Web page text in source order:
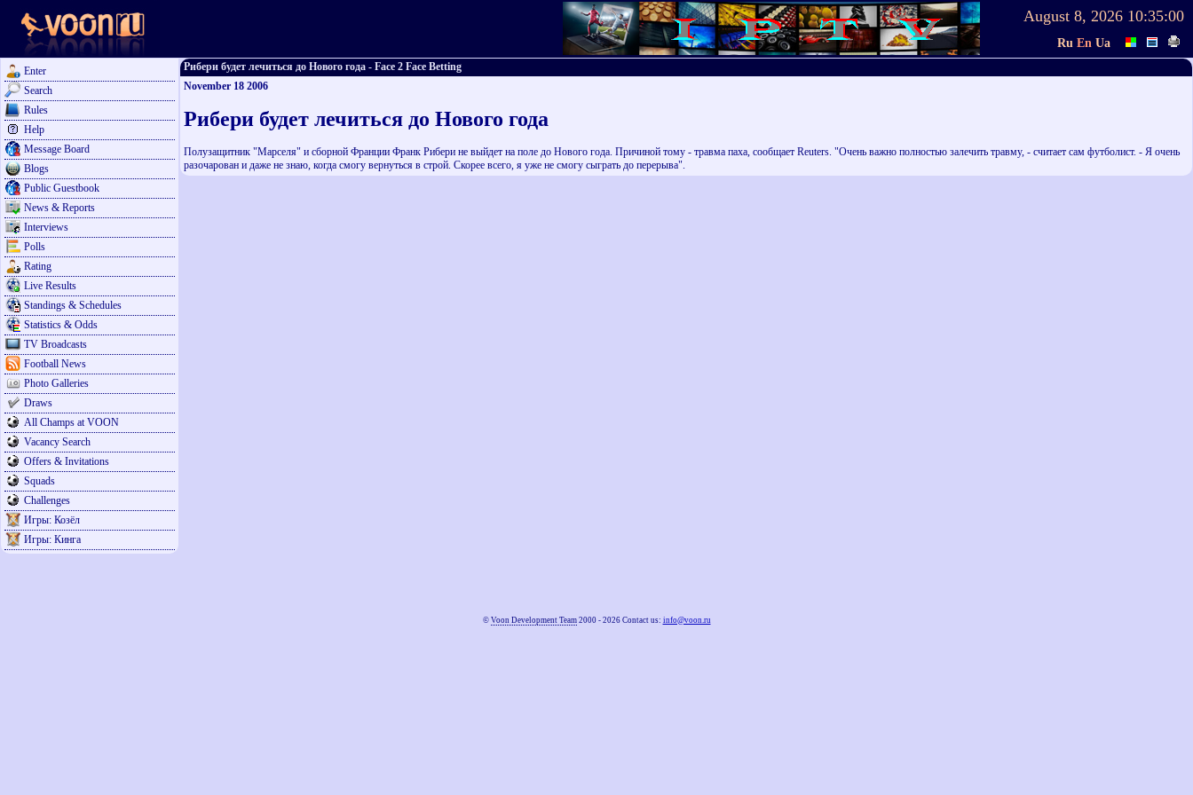
August 8, 2026 10:35:00
Ru En Ua
Enter
Search
Rules
Help
Message Board
Blogs
Public Guestbook
News & Reports
Interviews
Polls
Rating
Live Results
Standings & Schedules
Statistics & Odds
TV Broadcasts
Football News
Photo Galleries
Draws
All Champs at VOON
Vacancy Search
Offers & Invitations
Squads
Challenges
Игры: Козёл
Игры: Кинга
Рибери будет лечиться до Нового года - Face 2 Face Betting
November 18 2006
Рибери будет лечиться до Нового года
Полузащитник "Марселя" и сборной Франции Франк Рибери не выйдет на поле до Нового года. Причиной тому - травма паха, сообщает Reuters. "Очень важно полностью залечить травму, - считает сам футболист. - Я очень
разочарован и даже не знаю, когда смогу вернуться в строй. Скорее всего, я уже не смогу сыграть до перерыва".
© Voon Development Team2000 - 2026 Contact us: info@voon.ru